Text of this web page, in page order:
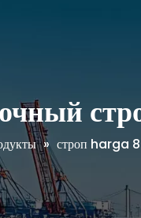
» строп harga 8